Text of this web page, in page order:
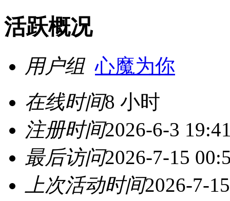
活跃概况
用户组心魔为你
在线时间8 小时
注册时间2026-6-3
最后访问2026-7-15
上次活动时间2026-7-